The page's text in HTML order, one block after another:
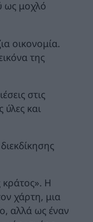
ως μοχλό
οικονομία.
της
στις
ύλες και
κράτος». Η
χάρτη, μια
αλλά ως έναν